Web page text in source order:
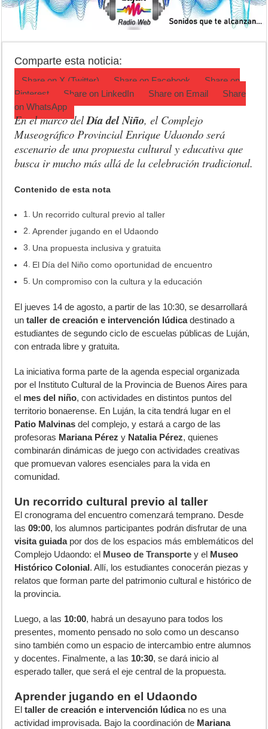
Jubilación en Argentina: qué requisitos exige ANSES para acceder al
Opinión: Buscando una mejor educación ambiental
Comparte esta noticia:
Share on X (Twitter) Share on Facebook
Share on
Pinterest
Share on LinkedIn Share on Email
Share
onWhatsApp
En el marco delDía del Niño, el Complejo
Museográfico Provincial Enrique Udaondo será
escenario de una propuesta cultural y educativa que
busca ir mucho más allá de la celebración tradicional.
Contenido de esta nota
Un recorrido cultural previo al taller
Aprender jugando en el Udaondo
Una propuesta inclusiva y gratuita
El Día del Niño como oportunidad de encuentro
Un compromiso con la cultura y la educación
E l jueves 14 de agosto, a partir de las 10:30, se desarrollará
untaller de creación e intervención lúdicadestinado a
estudiantes de segundo ciclo de escuelas públicas de Luján,
con entrada libre y gratuita.
La iniciativa forma parte de la agenda especial organizada
por el Instituto Cultural de la Provincia de Buenos Aires para
el mes del niño, con actividades en distintos puntos del
territorio bonaerense. En Luján, la cita tendrá lugar en el
Patio Malvinas del complejo, y estará a cargo de las
profesoras Mariana Pérez y Natalia Pérez, quienes
combinarán dinámicas de juego con actividades creativas
que promuevan valores esenciales para la vida en
comunidad.
Un recorrido cultural previo al taller
El cronograma del encuentro comenzará temprano. Desde
las09:00, los alumnos participantes podrán disfrutar de una
visita guiadapor dos de los espacios más emblemáticos del
Complejo Udaondo: el Museo de Transporte y el Museo
Histórico Colonial . Allí, los estudiantes conocerán piezas y
relatos que forman parte del patrimonio cultural e histórico de
la provincia.
Luego, a las 10:00, habrá un desayuno para todos los
presentes, momento pensado no solo como un descanso
sino también como un espacio de intercambio entre alumnos
y docentes. Finalmente, a las 10:30, se dará inicio al
esperado taller, que será el eje central de la propuesta.
Aprender jugando en el Udaondo
Eltaller de creación e intervención lúdicano es una
actividad improvisada. Bajo la coordinación de Mariana